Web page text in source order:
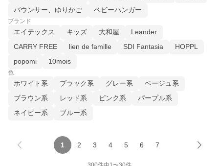
バウンサー、ゆりかご
ベビーハンガー
ブランド
エイテックス キッズ 大和屋
Leander
CARRY FREE
lien de famille SDI Fantasia
HOPPL
popomi
10mois
色
ホワイト系 ブラック系 グレー系
ベージュ系
ブラウン系
レッド系 ピンク系
パープル系
ネイビー系
ブルー系
1 2 3 4 5 6 7